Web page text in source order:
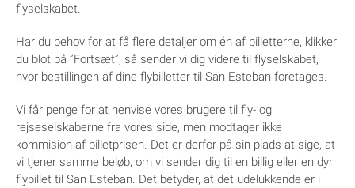
flyselskabet.
Har du behov for at få flere detaljer om én af billetterne, klikker
du blot på ”Fortsæt”, så sender vi dig videre til flyselskabet,
hvor bestillingen af dine flybilletter til San Esteban foretages.
Vi får penge for at henvise vores brugere til fly- og
rejseselskaberne fra vores side, men modtager ikke
kommision af billetprisen. Det er derfor på sin plads at sige, at
vi tjener samme beløb, om vi sender dig til en billig eller en dyr
flybillet til San Esteban. Det betyder, at det udelukkende er i